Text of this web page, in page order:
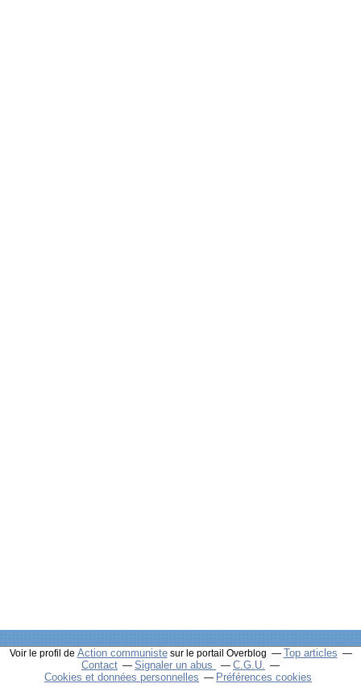
Voir le profil de Action communistesur le portail Overblog
Top articles
Contact
Signaler un abus
C.G.U.
Cookies et données personnelles
Préférences cookies